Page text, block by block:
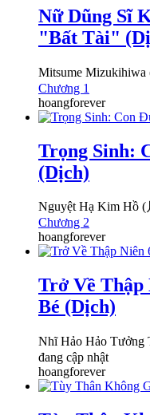
Nữ Dũng Sĩ
"Bất Tài"
Mitsume
Chương 1
hoangforever
Trọng Sinh:
(Dịch)
Nguyệt Hạ Kim Hồ
Chương 2
hoangforever
Trở Về Thập
Bé (Dịch)
Nhĩ Hảo Hảo
đang cập nhật
hoangforever